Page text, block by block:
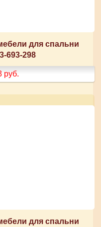
для спальни
693-298
руб.
для спальни